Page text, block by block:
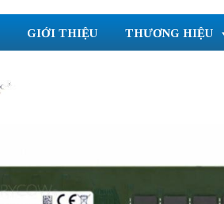
GIỚI THIỆU THƯƠNG HIỆU